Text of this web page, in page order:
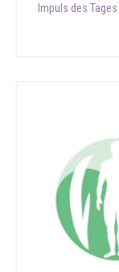
navigation
Impuls des